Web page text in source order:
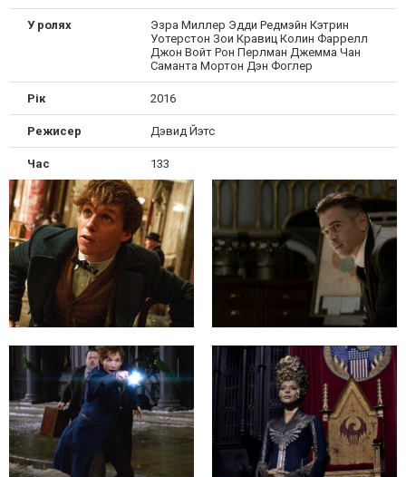
У ролях
Эзра Миллер Эдди Редмэйн Кэтрин
Уотерстон Зои Кравиц Колин Фаррелл
Джон Войт Рон Перлман Джемма Чан
Саманта Мортон Дэн Фоглер
Рік 2016
Режисер Дэвид Йэтс
Час 133